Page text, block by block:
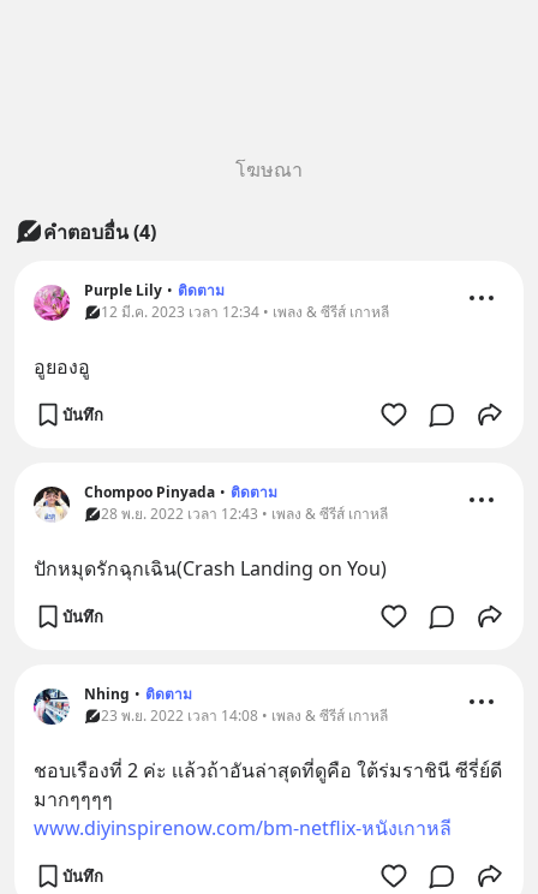
โฆษณา
คำตอบอื่น(4)
Purple Lily • ติดตาม
12 มี.ค. 2023 เวลา 12:34 • เพลง & ซีรีส์ เกาหลี
อูยองอู
บันทึก
Chompoo Pinyada • ติดตาม
28 พ.ย. 2022 เวลา 12:43 • เพลง & ซีรีส์ เกาหลี
ปักหมุดรักฉุกเฉิน(Crash Landing on You)
บันทึก
Nhing • ติดตาม
23 พ.ย. 2022 เวลา 14:08 • เพลง & ซีรีส์ เกาหลี
ชอบเรืองที่ 2 ค่ะ เเล้วถ้าอันล่าสุดที่ดูคือ ใต้ร่มราชินี ซีรี่ย์ดี
มากๆๆๆๆ
www.diyinspirenow.com/bm-netflix-หนังเกาหลี
บันทึก